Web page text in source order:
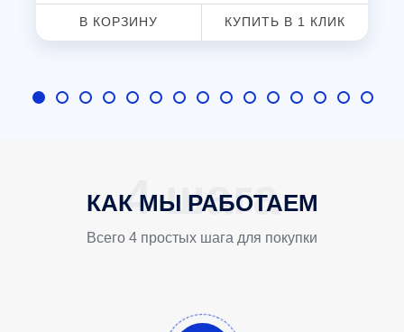
В КОРЗИНУ КУПИТЬ В 1 КЛИК
КАК МЫ РАБОТАЕМ
Всего 4 простых шага для покупки